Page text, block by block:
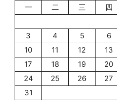
一 二 三 四
3
4 5 6
10
11 12 13
17
18 19 20
24
25 26 27
31